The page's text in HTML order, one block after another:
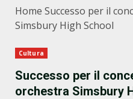
Home Successo per il
Simsbury High School
Cultura
Successo per il
orchestra Simsbury